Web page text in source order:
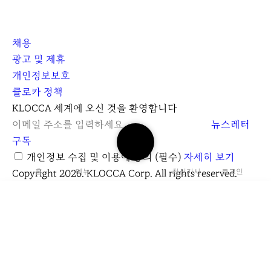
검
색
하
기
홈 메뉴 최신기사 로그인
채용
광고 및 제휴
개인정보보호
클로카 정책
I
n
s
t
a
Y
o
u
t
u
K
L
O
C
C
KLOCCA 세계에 오신 것을 환영합니다
뉴스레터
구독
개인정보 수집 및 이용에 동의 (필수) 자세히 보기
Copyright 2026. KLOCCA Corp. All rights reserved.